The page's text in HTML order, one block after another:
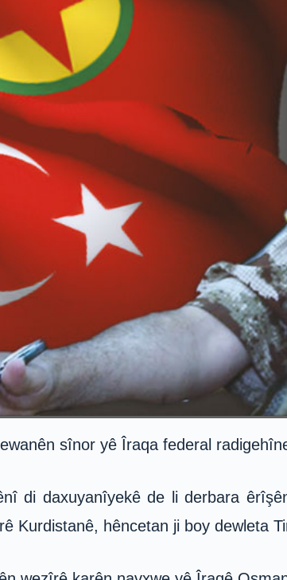
sînor yê Îraqa federal
di daxuyanîyekê de li derbara
Kurdistanê, hêncetan ji boy dewleta